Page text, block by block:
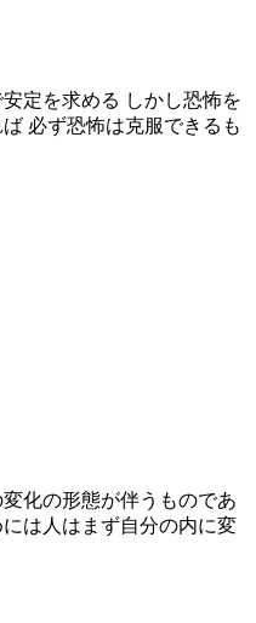
定を求める しかし恐怖を
必ず恐怖は克服できるも
化の形態が伴うものであ
は人はまず自分の内に変